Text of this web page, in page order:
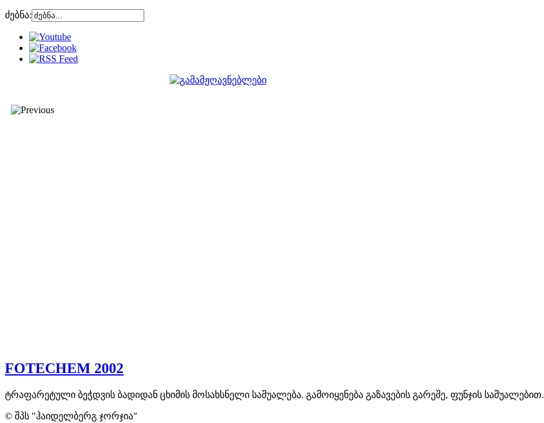
ძებნა:
FOTECHEM 2002
ტრაფარეტული ბეჭდვის ბადიდან ცხიმის მოსახსნელი საშუალება. გამოიყენება გაზავების გარეშე, ფუნჯის საშუალებით.
© შპს "ჰაიდელბერგ ჯორჯია"